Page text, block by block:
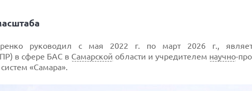
руководил с мая 2022 г. по март 2026 г.,
в сфере БАС в Самарской области и учредителем научно-
«Самара».